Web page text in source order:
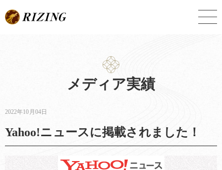
to
メディア実績
2022年10月04日
Yahoo!ニュースに掲載されました！